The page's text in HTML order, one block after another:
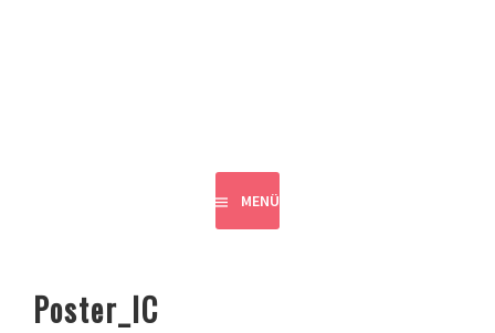
MENÜ
Poster_IC